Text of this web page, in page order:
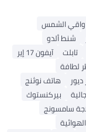
واقي الشمس
شنط ألدو
تابلت
آيفون 17 إير
لطافة
هاتف نوثنج
بيركنستوك
سامسونج